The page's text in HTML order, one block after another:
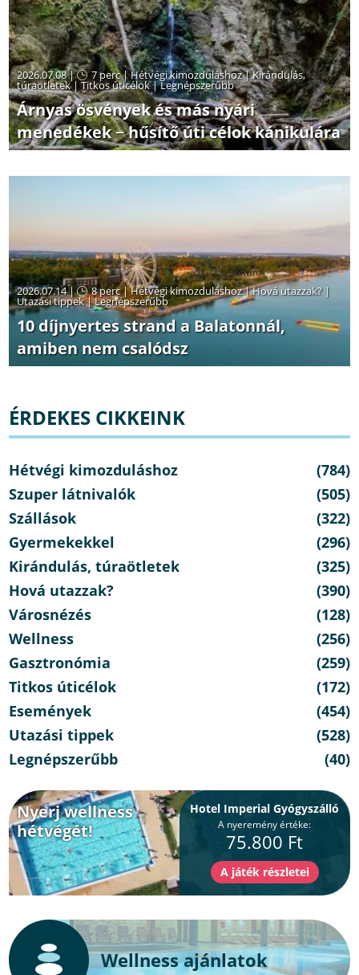
2026.07.08 | 7 perc|Hétvégi kimozduláshoz|Kirándulás,
túraötletek|Titkos úticélok|Legnépszerűbb
Árnyas ösvények és más nyári
menedékek − hűsítő úti célok kánikulára
2026.07.14 | 8 perc|Hétvégi kimozduláshoz|Hová utazzak? |
Utazási tippek|Legnépszerűbb
10 díjnyertes strand a Balatonnál,
amiben nem csalódsz
ÉRDEKES CIKKEINK
Hétvégi kimozduláshoz
(784)
Szuper látnivalók
(505)
Szállások
(322)
Gyermekekkel
(296)
Kirándulás, túraötletek
(325)
Hová utazzak?
(390)
Városnézés
(128)
Wellness
(256)
Gasztronómia
(259)
Titkos úticélok
(172)
Események
(454)
Utazási tippek
(528)
Legnépszerűbb
(40)
Nyerj wellness
hétvégét!
Hotel Imperial Gyógyszálló
A nyeremény értéke:
75.800 Ft
Wellness ajánlatok